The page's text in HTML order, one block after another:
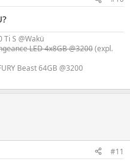
Ti S @Wakü
LED 4x8GB @3200(expl.
Beast 64GB @3200
#11